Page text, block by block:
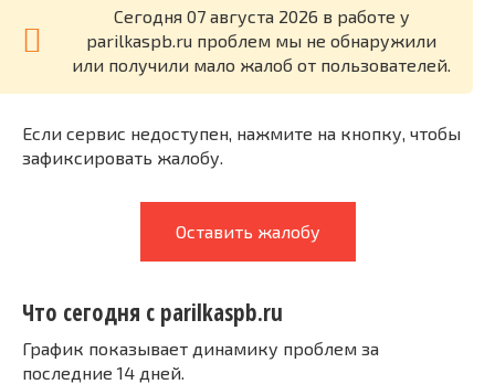
Cегодня 07 августа 2026 в работе у
parilkaspb.ru проблем мы не обнаружили
или получили мало жалоб от пользователей.
Если сервис недоступен, нажмите на кнопку, чтобы
зафиксировать жалобу.
Оставить жалобу
Что сегодня с parilkaspb.ru
График показывает динамику проблем за
последние 14 дней.